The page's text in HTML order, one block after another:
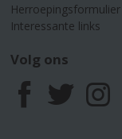
Herroepingsformulier
Interessante links
Volg ons
F
T
I